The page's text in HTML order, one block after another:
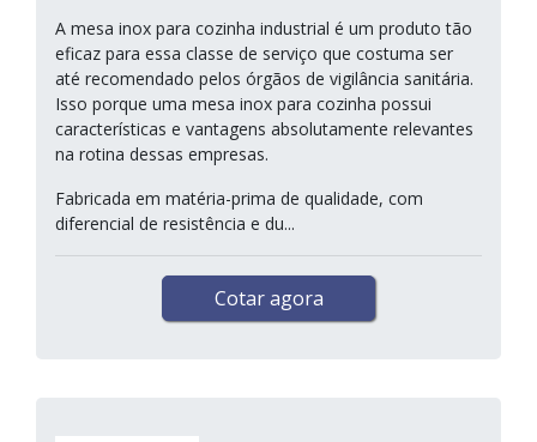
A mesa inox para cozinha industrial é um produto tão
eficaz para essa classe de serviço que costuma ser
até recomendado pelos órgãos de vigilância sanitária.
Isso porque uma mesa inox para cozinha possui
características e vantagens absolutamente relevantes
na rotina dessas empresas.
Fabricada em matéria-prima de qualidade, com
diferencial de resistência e du...
Cotar agora